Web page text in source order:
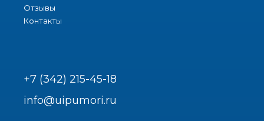
Отзывы
Контакты
+7 (342) 215-45-18
info@uipumori.ru